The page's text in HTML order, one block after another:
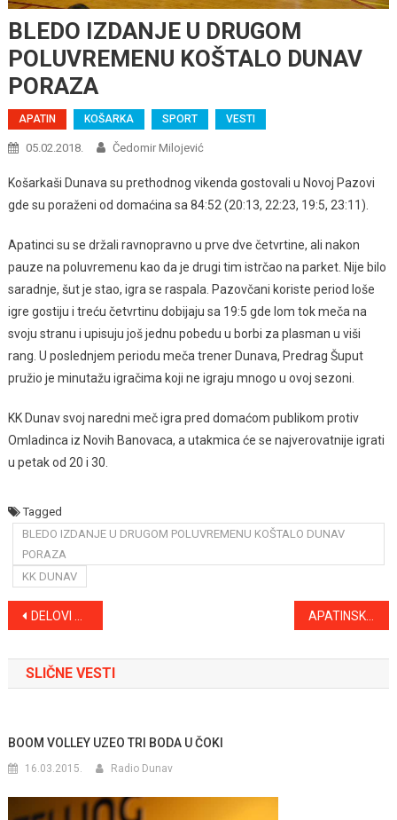
BLEDO IZDANJE U DRUGOM
POLUVREMENU KOŠTALO DUNAV
PORAZA
APATIN KOŠARKA SPORT VESTI
05.02.2018. Čedomir Milojević
Košarkaši Dunava su prethodnog vikenda gostovali u Novoj Pazovi
gde su poraženi od domaćina sa 84:52 (20:13, 22:23, 19:5, 23:11).
Apatinci su se držali ravnopravno u prve dve četvrtine, ali nakon
pauze na poluvremenu kao da je drugi tim istrčao na parket. Nije bilo
saradnje, šut je stao, igra se raspala. Pazovčani koriste period loše
igre gostiju i treću četvrtinu dobijaju sa 19:5 gde lom tok meča na
svoju stranu i upisuju još jednu pobedu u borbi za plasman u viši
rang. U poslednjem periodu meča trener Dunava, Predrag Šuput
pružio je minutažu igračima koji ne igraju mnogo u ovoj sezoni.
KK Dunav svoj naredni meč igra pred domaćom publikom protiv
Omladinca iz Novih Banovaca, a utakmica će se najverovatnije igrati
u petak od 20 i 30.
Tagged
BLEDO IZDANJE U DRUGOM POLUVREMENU KOŠTALO DUNAV
PORAZA
KK DUNAV
Kretanje
članka
DELOVI SONTE SUTRA BEZ STRUJE APATINSKE GOSTIONE U 18. VEKU TOČILE VINO, PIVO I DUDOVAČU
SLIČNE VESTI
BOOM VOLLEY UZEO TRI BODA U ČOKI
16.03.2015. Radio Dunav